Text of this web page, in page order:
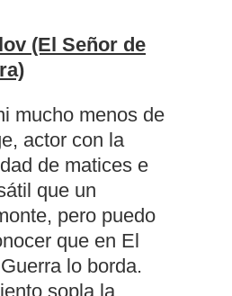
(El Señor de
mucho menos de
actor con la
de matices e
que un
pero puedo
que en El
lo borda.
sopla la